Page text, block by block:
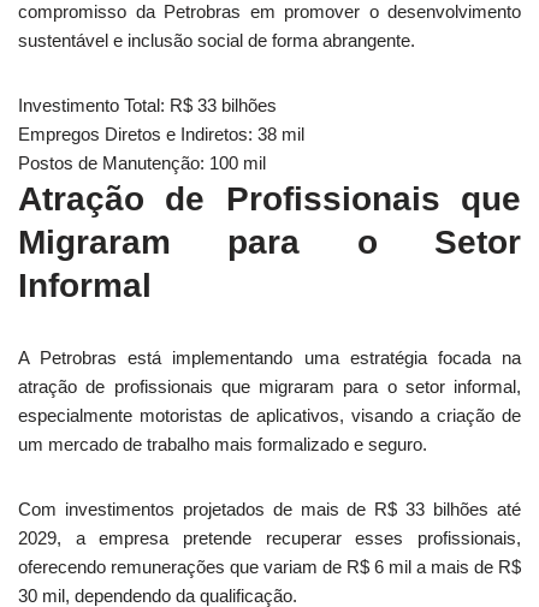
compromisso da Petrobras em promover o desenvolvimento
sustentável e inclusão social de forma abrangente.
Investimento Total: R$ 33 bilhões
Empregos Diretos e Indiretos: 38 mil
Postos de Manutenção: 100 mil
Atração de Profissionais que
Migraram para o Setor
Informal
A Petrobras está implementando uma estratégia focada na
atração de profissionais que migraram para o setor informal,
especialmente motoristas de aplicativos, visando a criação de
um mercado de trabalho mais formalizado e seguro.
Com investimentos projetados de mais de R$ 33 bilhões até
2029, a empresa pretende recuperar esses profissionais,
oferecendo remunerações que variam de R$ 6 mil a mais de R$
30 mil, dependendo da qualificação.